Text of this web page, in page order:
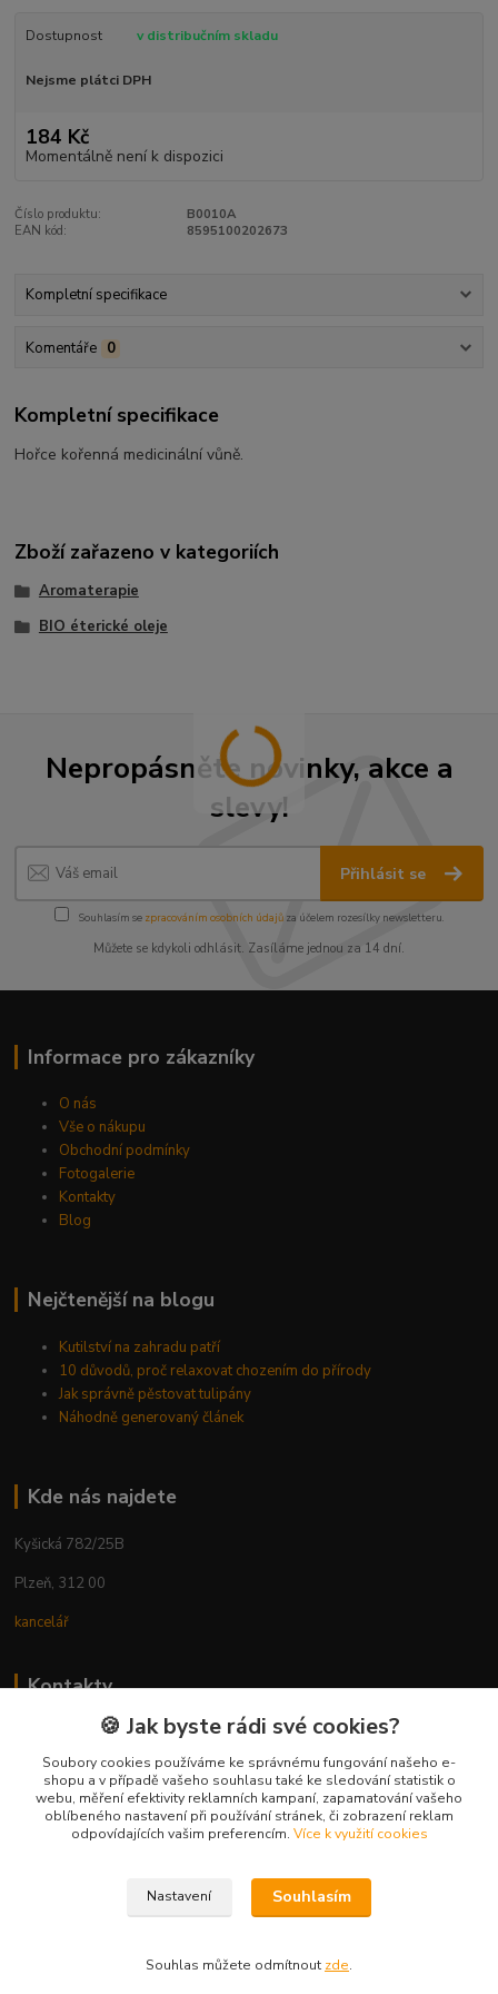
Dostupnost v distribučním skladu
Nejsme plátci DPH
184 Kč
Momentálně není k dispozici
Číslo produktu:
B0010A
EAN kód:
8595100202673
Kompletní specifikace
Komentáře 0
Kompletní specifikace
Hořce kořenná medicinální vůně.
Zboží zařazeno v kategoriích
Aromaterapie
BIO éterické oleje
Nepropásněte novinky, akce a
slevy!
Přihlásit se
Souhlasím se zpracováním osobních údajůza účelem rozesílky newsletteru.
Můžete se kdykoli odhlásit. Zasíláme jednou za 14 dní.
Informace pro zákazníky
O nás
Vše o nákupu
Obchodní podmínky
Fotogalerie
Kontakty
Blog
Nejčtenější na blogu
Kutilství na zahradu patří
10 důvodů, proč relaxovat chozením do přírody
Jak správně pěstovat tulipány
Náhodně generovaný článek
Kde nás najdete
Kyšická 782/25B
Plzeň, 312 00
kancelář
Kontakty
Ing. Michal Vaněk
+420 603 332 100
(Po-Pá, 10-17 hod.)
info@vyhodnynakup.eu
🍪 Jak byste rádi své cookies?
Soubory cookies používáme ke správnému fungování našeho e-
shopu a v případě vašeho souhlasu také ke sledování statistik o
webu, měření efektivity reklamních kampaní, zapamatování vašeho
oblíbeného nastavení při používání stránek, či zobrazení reklam
odpovídajících vašim preferencím. Více k využití cookies
Nastavení Souhlasím
Souhlas můžete odmítnout zde.